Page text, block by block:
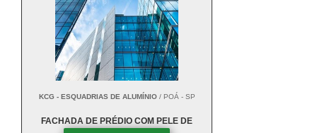
KCG - ESQUADRIAS DE ALUMÍNIO/ POÁ - SP
FACHADA DE PRÉDIO COM PELE DE